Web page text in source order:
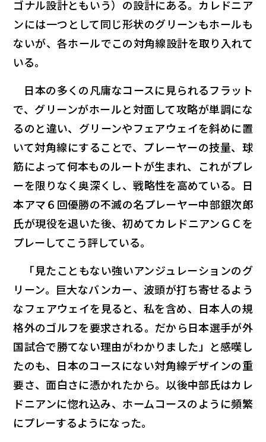
ゴナル設計ともいう）の設計にある。カレドニア
ンには一つとして同じ形状のグリーンもホールも
ないが、各ホールでこの対角線設計を取り入れて
いる。
日本の多くの凡庸なコースに見られるフラット
で、グリーンがホールと対面して攻略が単調にな
るのと違い、グリーンやフェアウェイを斜めに置
いて対角線にすることで、プレーヤーの技量、球
筋によって何本ものルートが生まれ、これがプレ
ーを限りなく奥深くし、戦略性を高めている。日
本アマ６回優勝の不滅の名プレーヤー中部銀次郎
氏が現役を退いた後、初めてカレドニアンＧＣを
プレーしてこう評している。
「見たこともない強いアンジュレーションのグ
リーン。巨大なバンカー、波頭が打ち寄せるよう
なフェアウェイを見ると、私を含め、日本人の規
格外のゴルフを要求される。だから日本選手が外
国試合で勝てない理由がわかりました」と感嘆し
たのも、日本のコースにない対角線デザインの重
要さ、面白さに憑かれたから。以後中部氏はカレ
ドニアンに惚れ込み、ホームコースのように頻繁
にプレーするようになった。